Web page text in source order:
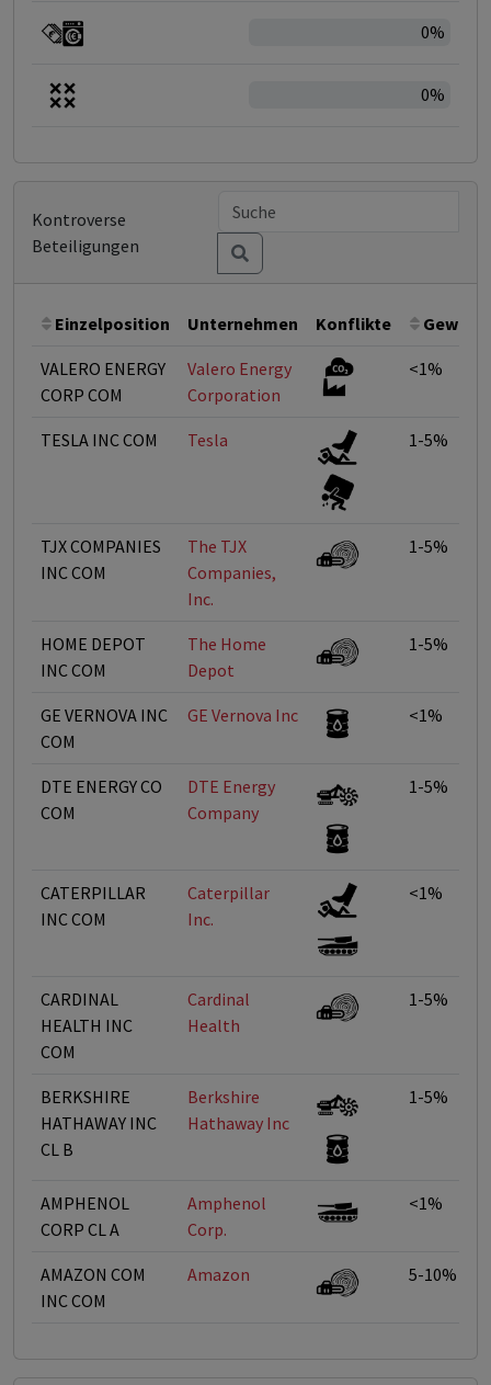
0%
0%
Kontroverse
Beteiligungen
Einzelposition Unternehmen Konflikte
VALERO ENERGY
CORP COM
Valero Energy
Corporation
<1%
TESLA INC COM Tesla 1-5%
TJX COMPANIES
INC COM
The TJX
Companies,
Inc.
1-5%
HOME DEPOT
INC COM
The Home
Depot
1-5%
GE VERNOVA INC
COM
GE Vernova Inc <1%
DTE ENERGY CO
COM
DTE Energy
Company
1-5%
CATERPILLAR
INC COM
Caterpillar
Inc.
<1%
CARDINAL
HEALTH INC
COM
Cardinal
Health
1-5%
BERKSHIRE
HATHAWAY INC
CL B
Berkshire
Hathaway Inc
1-5%
AMPHENOL
CORP CL A
Amphenol
Corp.
<1%
AMAZON COM
INC COM
Amazon 5-10%